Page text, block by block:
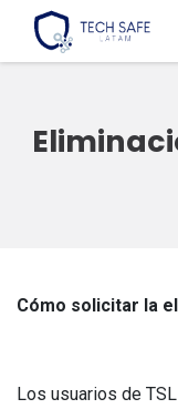
Cómo solicitar la
Los usuarios de